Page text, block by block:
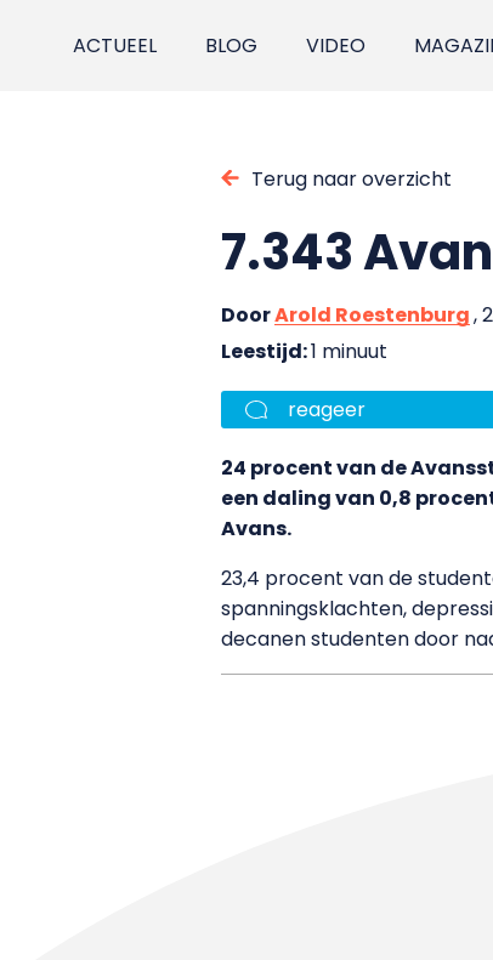
ACTUEEL BLOG VIDEO
Terug naar overzicht
7.343
DoorArold Roestenburg,
Leestijd:1 minuut
reageer
24 procent van de
een daling van 0,8
Avans.
23,4 procent van de
spanningsklachten,
decanen studenten door